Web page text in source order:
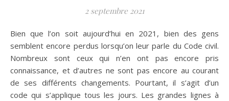
2 septembre 2021
Bien que l’on soit aujourd’hui en 2021, bien des gens
semblent encore perdus lorsqu’on leur parle du Code civil.
Nombreux sont ceux qui n’en ont pas encore pris
connaissance, et d’autres ne sont pas encore au courant
de ses différents changements. Pourtant, il s’agit d’un
code qui s’applique tous les jours. Les grandes lignes à